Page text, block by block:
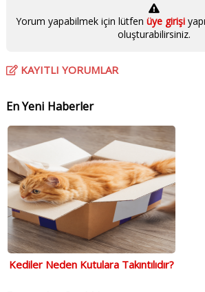
Yorum yapabilmek için lütfenüye girişi
oluşturabilirsiniz.
KAYITLI YORUMLAR
En Yeni Haberler
Kediler Neden Kutulara Takıntılıdır?